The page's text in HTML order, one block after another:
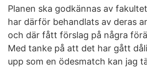
Planen ska godkännas av
har därför behandlats av deras
och där fått förslag på några
Med tanke på att det har gått
upp som en ödesmatch kan jag